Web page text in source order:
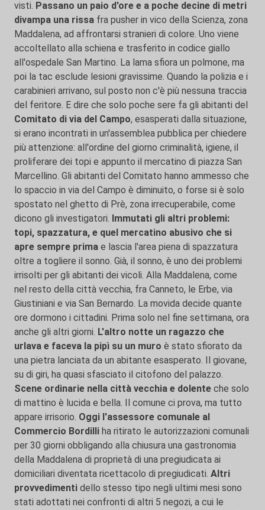
visti. Passano un paio d'ore e a poche decine di metri
divampa una rissa fra pusher in vico della Scienza, zona
Maddalena, ad affrontarsi stranieri di colore. Uno viene
accoltellato alla schiena e trasferito in codice giallo
all'ospedale San Martino. La lama sfiora un polmone, ma
poi la tac esclude lesioni gravissime. Quando la polizia e i
carabinieri arrivano, sul posto non c'è più nessuna traccia
del feritore. E dire che solo poche sere fa gli abitanti del
Comitato di via del Campo, esasperati dalla situazione,
si erano incontrati in un'assemblea pubblica per chiedere
più attenzione: all'ordine del giorno criminalità, igiene, il
proliferare dei topi e appunto il mercatino di piazza San
Marcellino. Gli abitanti del Comitato hanno ammesso che
lo spaccio in via del Campo è diminuito, o forse si è solo
spostato nel ghetto di Prè, zona irrecuperabile, come
dicono gli investigatori. Immutati gli altri problemi:
topi, spazzatura, e quel mercatino abusivo che si
apre sempre prima e lascia l'area piena di spazzatura
oltre a togliere il sonno. Già, il sonno, è uno dei problemi
irrisolti per gli abitanti dei vicoli. Alla Maddalena, come
nel resto della città vecchia, fra Canneto, le Erbe, via
Giustiniani e via San Bernardo. La movida decide quante
ore dormono i cittadini. Prima solo nel fine settimana, ora
anche gli altri giorni. L'altro notte un ragazzo che
urlava e faceva la pipì su un muro è stato sfiorato da
una pietra lanciata da un abitante esasperato. Il giovane,
su di giri, ha quasi sfasciato il citofono del palazzo.
Scene ordinarie nella città vecchia e dolente che solo
di mattino è lucida e bella. Il comune ci prova, ma tutto
appare irrisorio. Oggi l'assessore comunale al
Commercio Bordilli ha ritirato le autorizzazioni comunali
per 30 giorni obbligando alla chiusura una gastronomia
della Maddalena di proprietà di una pregiudicata ai
domiciliari diventata ricettacolo di pregiudicati. Altri
provvedimenti dello stesso tipo negli ultimi mesi sono
stati adottati nei confronti di altri 5 negozi, a cui le